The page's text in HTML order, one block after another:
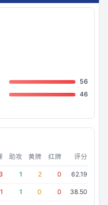
56
46
助攻 黄牌 红牌 评分
1 2 0 62.19
1 1 0 0 38.50